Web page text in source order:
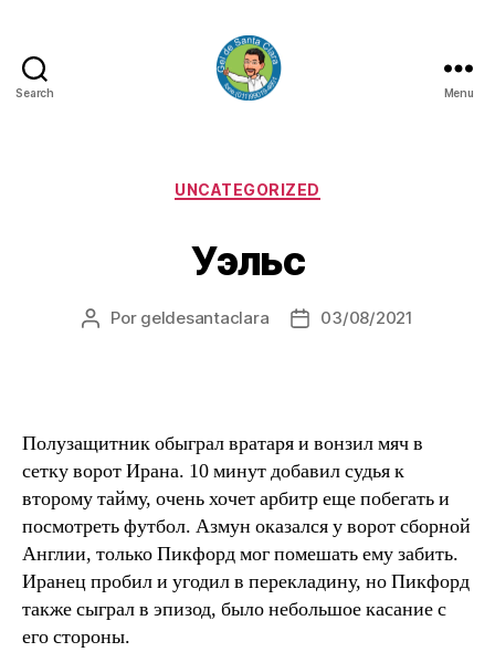
Search
CLARA
Menu
Categorias
UNCATEGORIZED
Уэльс
Autor
Por geldesantaclara
Data03/08/2021
Полузащитник обыграл вратаря и вонзил мяч в
сетку ворот Ирана. 10 минут добавил судья к
второму тайму, очень хочет арбитр еще побегать и
посмотреть футбол. Азмун оказался у ворот сборной
Англии, только Пикфорд мог помешать ему забить.
Иранец пробил и угодил в перекладину, но Пикфорд
также сыграл в эпизод, было небольшое касание с
его стороны.